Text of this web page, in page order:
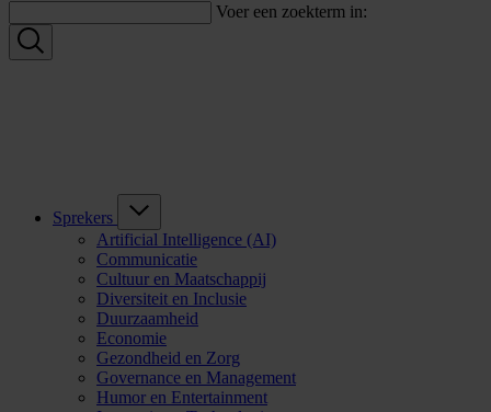
Voer een zoekterm in:
Sprekers
Artificial Intelligence (AI)
Communicatie
Cultuur en Maatschappij
Diversiteit en Inclusie
Duurzaamheid
Economie
Gezondheid en Zorg
Governance en Management
Humor en Entertainment